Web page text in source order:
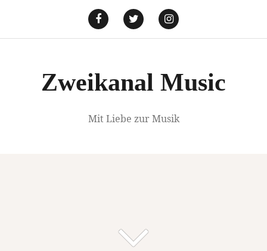
Inhalt
Zweikanal Music
Mit Liebe zur Musik